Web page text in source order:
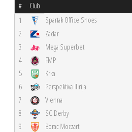
# Club
1 Spartak Office Shoes
2
Zadar
3
Mega Superbet
4
FMP
5
Krka
6
Perspektiva Ilirija
7
Vienna
8
SC Derby
9
Borac Mozzart